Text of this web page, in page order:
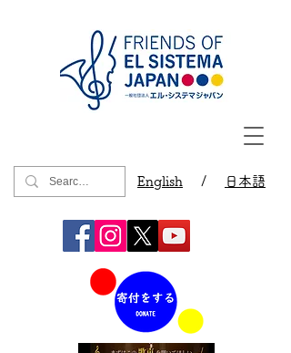
English / 日本語